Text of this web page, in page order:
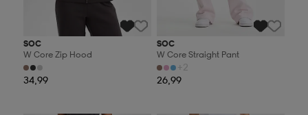
SOC
W Core Zip Hood
34,99
SOC
W Core Straight Pant
+2
26,99